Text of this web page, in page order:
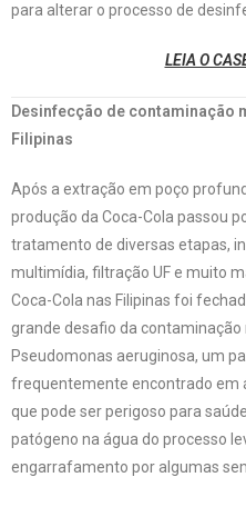
para alterar o processo de
LEIA O
Desinfecção de contaminação
Filipinas
Após a extração em poço
produção da Coca-Cola passou
tratamento de diversas etapas,
multimídia, filtração UF e muito
Coca-Cola nas Filipinas foi
grande desafio da
Pseudomonas aeruginosa, um
frequentemente encontrado em
que pode ser perigoso para
patógeno na água do processo
engarrafamento por algumas